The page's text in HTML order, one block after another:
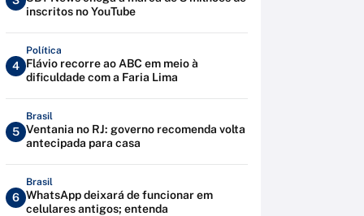
inscritos no YouTube
4
Política
Flávio recorre ao ABC em meio à
dificuldade com a Faria Lima
5
Brasil
Ventania no RJ: governo recomenda volta
antecipada para casa
6
Brasil
WhatsApp deixará de funcionar em
celulares antigos; entenda